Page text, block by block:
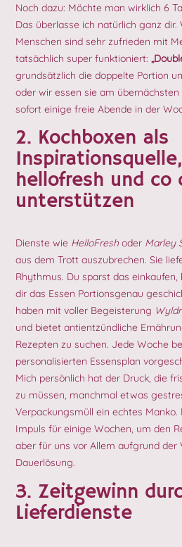
Noch dazu: Möchte man wirklich 6
Das überlasse ich natürlich ganz
Menschen sind sehr zufrieden mit
tatsächlich super funktioniert:
grundsätzlich die doppelte Portion
oder wir essen sie am
sofort einige freie Abende in der
2. Kochboxen als
hellofresh und co
unterstützen
Dienste wie HelloFresh oder Marley
aus dem Trott auszubrechen. Sie
Rhythmus. Du sparst das
dir das Essen Portionsgenau
haben mit voller Begeisterung Wyldr
und bietet antientzündliche
Rezepten zu suchen. Jede Woche
personalisierten Essensplan
Mich persönlich hat der Druck, die
zu müssen, manchmal etwas
Verpackungsmüll ein echtes Manko.
Impuls für einige Wochen, um den
aber für uns vor Allem aufgrund der
Dauerlösung.
3. Zeitgewinn
Lieferdienste